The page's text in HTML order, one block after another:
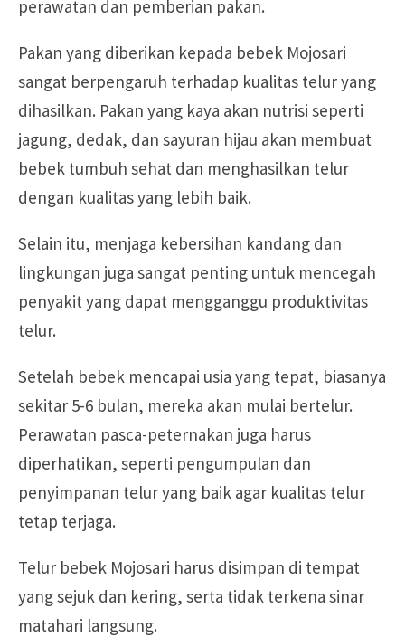
perawatan dan pemberian pakan.
Pakan yang diberikan kepada bebek Mojosari
sangat berpengaruh terhadap kualitas telur yang
dihasilkan. Pakan yang kaya akan nutrisi seperti
jagung, dedak, dan sayuran hijau akan membuat
bebek tumbuh sehat dan menghasilkan telur
dengan kualitas yang lebih baik.
Selain itu, menjaga kebersihan kandang dan
lingkungan juga sangat penting untuk mencegah
penyakit yang dapat mengganggu produktivitas
telur.
Setelah bebek mencapai usia yang tepat, biasanya
sekitar 5-6 bulan, mereka akan mulai bertelur.
Perawatan pasca-peternakan juga harus
diperhatikan, seperti pengumpulan dan
penyimpanan telur yang baik agar kualitas telur
tetap terjaga.
Telur bebek Mojosari harus disimpan di tempat
yang sejuk dan kering, serta tidak terkena sinar
matahari langsung.